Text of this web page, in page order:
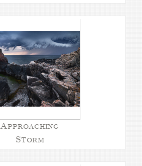
Approaching
Storm